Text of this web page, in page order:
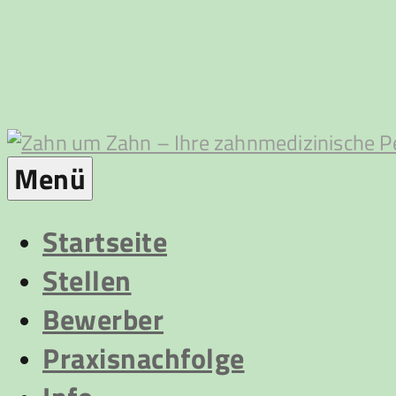
Zahn
um
Zahn
Menü
Startseite
Stellen
Bewerber
Praxisnachfolge